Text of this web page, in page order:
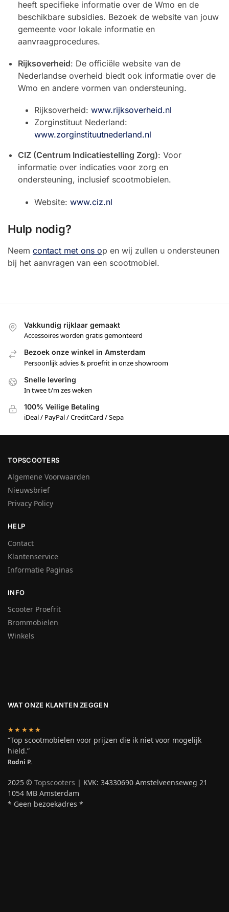
heeft specifieke informatie over de Wmo en de
beschikbare subsidies. Bezoek de website van jouw
gemeente voor lokale informatie en
aanvraagprocedures.
Rijksoverheid: De officiële website van de
Nederlandse overheid biedt ook informatie over de
Wmo en andere vormen van ondersteuning.
Rijksoverheid: www.rijksoverheid.nl
Zorginstituut Nederland:
www.zorginstituutnederland.nl
CIZ (Centrum Indicatiestelling Zorg): Voor
informatie over indicaties voor zorg en
ondersteuning, inclusief scootmobielen.
Website: www.ciz.nl
Hulp nodig?
Neem contact met ons op en wij zullen u ondersteunen
bij het aanvragen van een scootmobiel.
Vakkundig rijklaar gemaakt
Accessoires worden gratis gemonteerd
Bezoek onze winkel in Amsterdam
Persoonlijk advies & proefrit in onze showroom
Snelle levering
In twee t/m zes weken
100% Veilige Betaling
iDeal / PayPal / CreditCard / Sepa
TOPSCOOTERS
Algemene Voorwaarden
Nieuwsbrief
Privacy Policy
HELP
Contact
Klantenservice
Informatie Paginas
INFO
Scooter Proefrit
Brommobielen
Winkels
WAT ONZE KLANTEN ZEGGEN
★★★★★
“Top scootmobielen voor prijzen die ik niet voor mogelijk
hield.”
Rodni P.
2025 © Topscooters | KVK: 34330690 Amstelveenseweg 21
1054 MB Amsterdam
* Geen bezoekadres *